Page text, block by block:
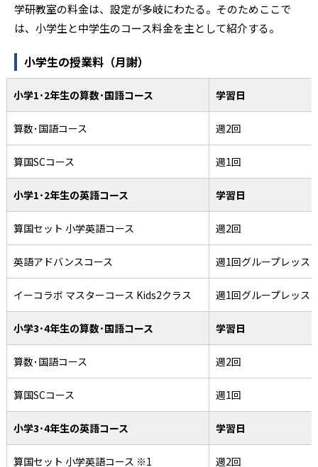
学研教室の料金は、設定が多岐にわたる。そのためここで
は、小学生と中学生のコース料金を主として紹介する。
小学生の授業料（月謝）
小学1･2年生の算数･国語コース 学習日
算数･国語コース 週2回
算国SCコース 週1回
小学1･2年生の英語コース 学習日
算国セット 小学英語コース 週2回
英語アドバンスコース 週1回グループレッス
イーコラボ マスターコース Kids2クラス 週1回グループレッス
小学3･4年生の算数･国語コース 学習日
算数･国語コース 週2回
算国SCコース 週1回
小学3･4年生の英語コース 学習日
算国セット 小学英語コース ※1 週2回